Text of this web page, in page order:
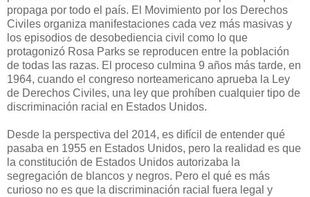
propaga por todo el país. El Movimiento por los Derechos
Civiles organiza manifestaciones cada vez más masivas y
los episodios de desobediencia civil como lo que
protagonizó Rosa Parks se reproducen entre la población
de todas las razas. El proceso culmina 9 años más tarde, en
1964, cuando el congreso norteamericano aprueba la Ley
de Derechos Civiles, una ley que prohíben cualquier tipo de
discriminación racial en Estados Unidos.
Desde la perspectiva del 2014, es difícil de entender qué
pasaba en 1955 en Estados Unidos, pero la realidad es que
la constitución de Estados Unidos autorizaba la
segregación de blancos y negros. Pero el qué es más
curioso no es que la discriminación racial fuera legal y